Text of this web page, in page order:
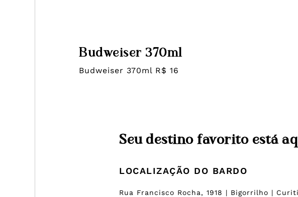
Budweiser 370ml
Budweiser 370ml R$ 16
Seu destino favorito está
LOCALIZAÇÃO DO BARDO
Rua Francisco Rocha, 1918 | Bigorrilho |